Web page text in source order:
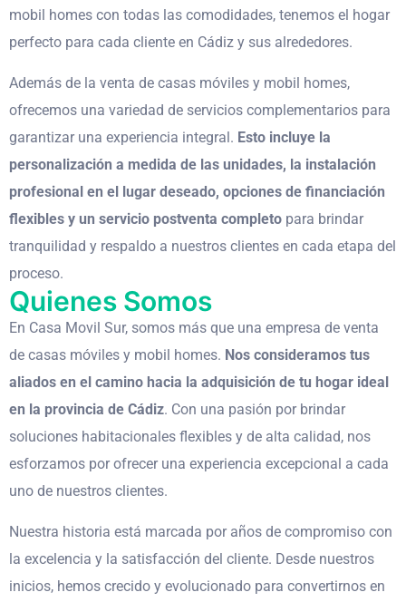
mobil homes con todas las comodidades, tenemos el hogar
perfecto para cada cliente en Cádiz y sus alrededores.
Además de la venta de casas móviles y mobil homes,
ofrecemos una variedad de servicios complementarios para
garantizar una experiencia integral. Esto incluye la
personalización a medida de las unidades, la instalación
profesional en el lugar deseado, opciones de financiación
flexibles y un servicio postventa completo para brindar
tranquilidad y respaldo a nuestros clientes en cada etapa del
proceso.
Quienes Somos
En Casa Movil Sur, somos más que una empresa de venta
de casas móviles y mobil homes. Nos consideramos tus
aliados en el camino hacia la adquisición de tu hogar ideal
en la provincia de Cádiz. Con una pasión por brindar
soluciones habitacionales flexibles y de alta calidad, nos
esforzamos por ofrecer una experiencia excepcional a cada
uno de nuestros clientes.
Nuestra historia está marcada por años de compromiso con
la excelencia y la satisfacción del cliente. Desde nuestros
inicios, hemos crecido y evolucionado para convertirnos en